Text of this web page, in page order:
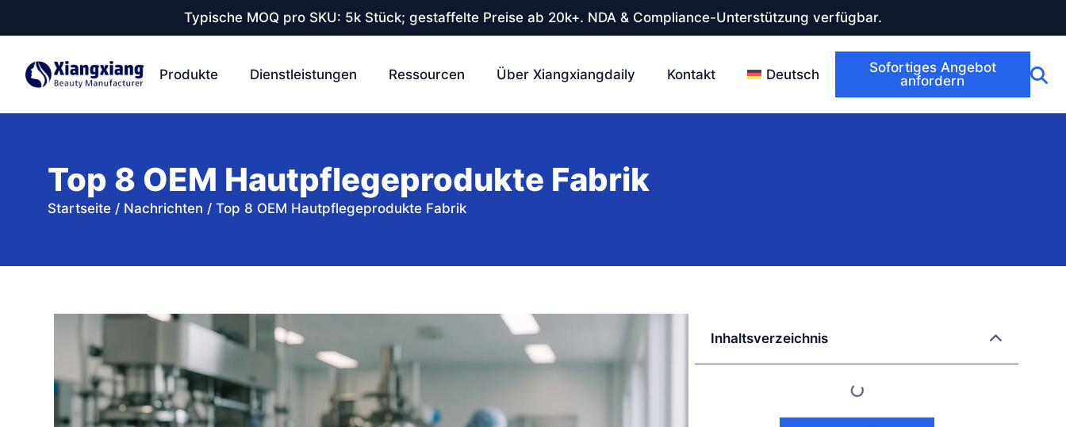
Typische MOQ pro SKU: 5k Stück; gestaffelte Preise ab 20k+. NDA & Compliance-Unterstützung verfügbar.
Produkte Dienstleistungen Ressourcen Über Xiangxiangdaily Kontakt Deutsch
Sofortiges Angebot
anfordern
Top 8 OEM Hautpflegeprodukte Fabrik
Startseite / Nachrichten / Top 8 OEM Hautpflegeprodukte Fabrik
Inhaltsverzeichnis